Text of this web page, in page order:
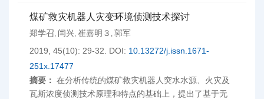
煤矿救灾机器人灾变环境侦测技术探讨
郑学召, 闫兴, 崔嘉明３ , 郭军
2019, 45(10): 29-32.
DOI: 10.13272/j.issn.1671-
251x.17477
摘要： 在分析传统的煤矿救灾机器人突水水源、火灾及
瓦斯浓度侦测技术原理和特点的基础上，提出了基于无